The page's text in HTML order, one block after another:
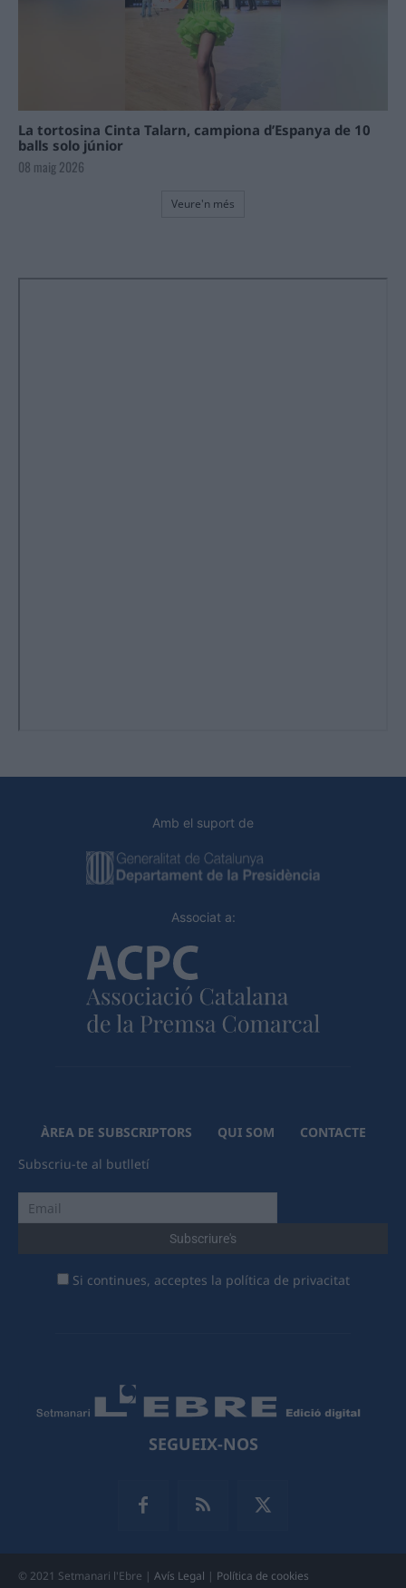
La tortosina Cinta Talarn, campiona d’Espanya de 10
balls solo júnior
08 maig 2026
Veure'n més
Amb el suport de
Associat a:
ÀREA DE SUBSCRIPTORS QUI SOM
CONTACTE
Subscriu-te al butlletí
Si continues, acceptes la política de privacitat
SEGUEIX-NOS
© 2021 Setmanari l'Ebre | Avís Legal | Política de cookies